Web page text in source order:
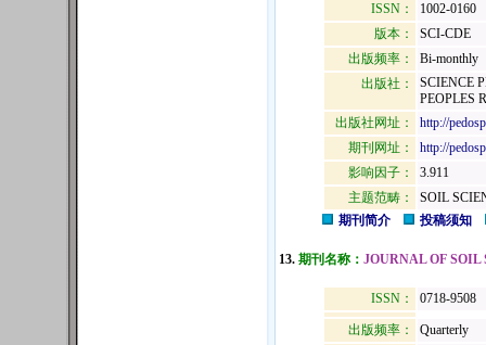
ISSN：
1002-0160
版本：
SCI-CDE
出版频率：
Bi-monthly
出版社：
SCIENCE
PEOPLES
出版社网址：
http://
期刊网址：
http://
影响因子：
3.911
主题范畴：
SOIL
期刊简介
投稿须知
13. 期刊名称： JOURNAL OF
ISSN： 0718-9508
出版频率：
Quarterly